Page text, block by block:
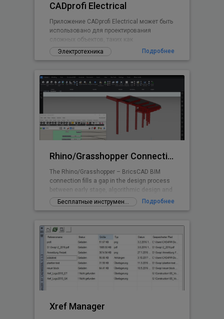
CADprofi Electrical
Приложение CADprofi Electrical может быть
использовано для проектирования
сложных объектов, таких как
электроснабжения, освещения,
низковольтных систем,
и антенных установок. Приложение
содержит несколько тысяч электрических
элементов и символов (светильники,
распределительные устройства и многое
другое) соответствующих стандартам DIN,
EN, ISO и национальным стандартам. Вы
также можете создавать свои
собственные объекты. Приложение
Электротехника Подробнее
Rhino/Grasshopper Connection for BricsCAD BIM
The Rhino/Grasshopper – BricsCAD BIM
connection fills a gap in the design process
between early stage, algorithmic design and
Building Information Modeling.
Бесплатные инструменты и дополнения Подробнее
Xref Manager